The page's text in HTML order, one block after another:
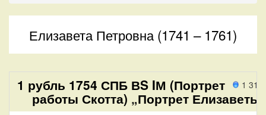
Елизавета Петровна (1741 – 1761)
1 314
1 рубль 1754 СПБ ВS IМ (Портрет
работы Скотта) „Портрет